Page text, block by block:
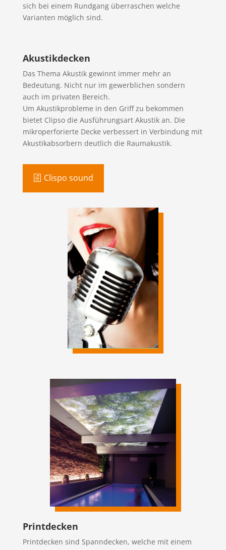
sich bei einem Rundgang überraschen welche
Varianten möglich sind.
Akustikdecken
Das Thema Akustik gewinnt immer mehr an
Bedeutung. Nicht nur im gewerblichen sondern
auch im privaten Bereich.
Um Akustikprobleme in den Griff zu bekommen
bietet Clipso die Ausführungsart Akustik an. Die
mikroperforierte Decke verbessert in Verbindung mit
Akustikabsorbern deutlich die Raumakustik.
Clispo sound
Printdecken
Printdecken sind Spanndecken, welche mit einem